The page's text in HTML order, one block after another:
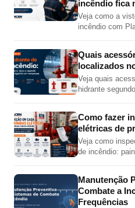
incêndio fica
Veja como a
incêndio com
Quais
localizados
Veja quais
hidrante
Como fazer
elétricas de
Veja como
de incêndio:
Manutenção
Combate a
Frequências